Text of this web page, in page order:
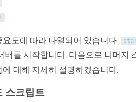
도에 따라 나열되어 있습니다.
버를 시작합니다. 다음으로 나머지
대해 자세히 설명하겠습니다.
스크립트